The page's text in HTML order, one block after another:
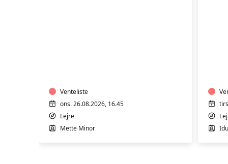
Venteliste
ons. 26.08.2026, 16.45
Lejre
Mette Minor